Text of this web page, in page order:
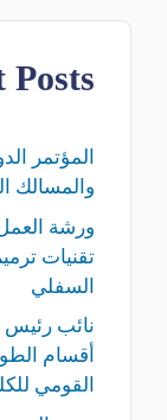
Posts
المؤتمر
والمسالك
ورشة
تقنيات
السفلي
نائب رئيس
أقسام
القومي